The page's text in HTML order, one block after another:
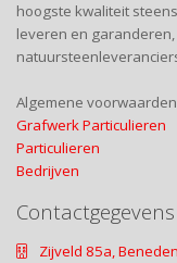
hoogste kwaliteit
leveren en
Algemene
Grafwerk Particulieren
Particulieren
Bedrijven
Contactgegevens
Zijveld 85a,